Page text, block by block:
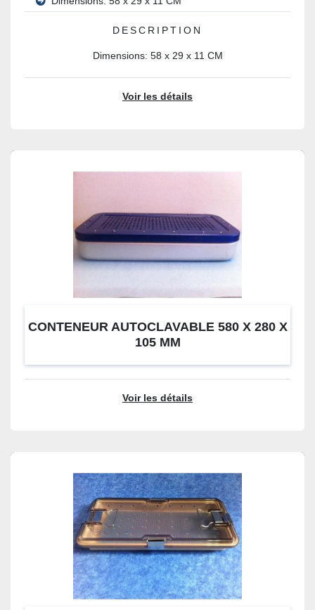
DESCRIPTION
Dimensions: 58 x 29 x 11 CM
Voir les détails
CONTENEUR AUTOCLAVABLE 580 X 280 X
105 MM
Voir les détails